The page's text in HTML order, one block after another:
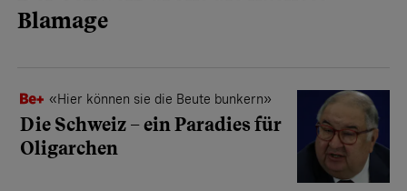
Blamage
«Hier können sie die Beute bunkern»
Die Schweiz – ein Paradies für
Oligarchen